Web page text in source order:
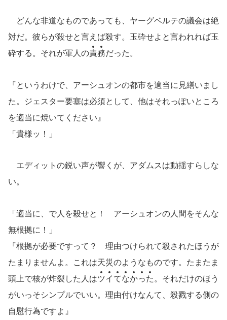
どんな非道なものであっても、ヤーグベルテの議会は絶
対だ。彼らが殺せと言えば殺す。玉砕せよと言われれば玉
砕する。それが軍人の責務だった。
『というわけで、アーシュオンの都市を適当に見繕いまし
た。ジェスター要塞は必須として、他はそれっぽいところ
を適当に焼いてください』
「貴様ッ！」
エディットの鋭い声が響くが、アダムスは動揺すらしな
い。
「適当に、で人を殺せと！ アーシュオンの人間をそんな
無根拠に！」
『根拠が必要ですって？ 理由つけられて殺されたほうが
たまりませんよ。これは天災のようなものです。たまたま
頭上で核が炸裂した人はツイ てなかった 。それだけのほう
がいっそシンプルでいい。理由付けなんて、殺戮する側の
自慰行為ですよ』